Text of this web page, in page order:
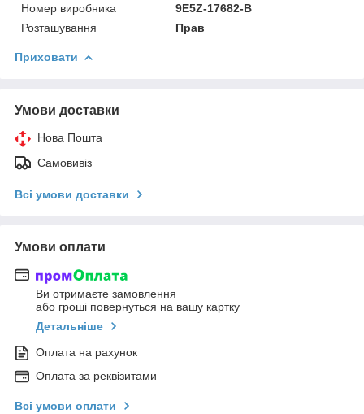
Номер виробника
9E5Z-17682-B
Розташування
Прав
Приховати
Умови доставки
Нова Пошта
Самовивіз
Всі умови доставки
Умови оплати
Ви отримаєте замовлення
або гроші повернуться на вашу картку
Детальніше
Оплата на рахунок
Оплата за реквізитами
Всі умови оплати